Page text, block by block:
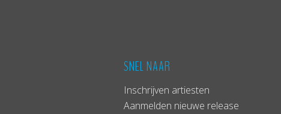
SNEL NAAR
Inschrijven artiesten
Aanmelden nieuwe release